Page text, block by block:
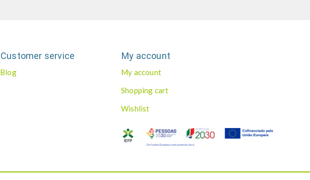
Customer service
Blog
My account
My account
Shopping cart
Wishlist